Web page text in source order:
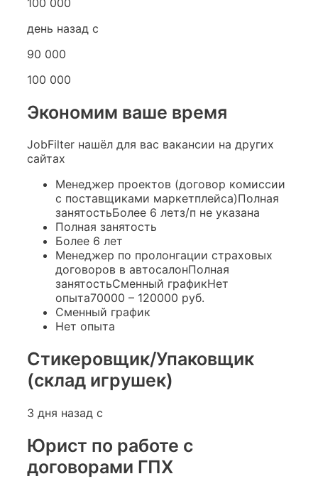
день назад с
90 000
100 000
Экономим ваше время
JobFilter нашёл для вас вакансии на других
сайтах
Менеджер проектов (договор комиссии
с поставщиками маркетплейса)Полная
занятостьБолее 6 летз/п не указана
Полная занятость
Более 6 лет
Менеджер по пролонгации страховых
договоров в автосалонПолная
занятостьСменный графикНет
опыта70000 – 120000 руб.
Сменный график
Нет опыта
Стикеровщик/Упаковщик
(склад игрушек)
3 дня назад с
Юрист по работе с
договорами ГПХ